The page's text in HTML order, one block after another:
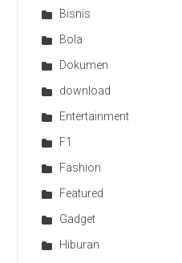
Bisnis
Bola
Dokumen
download
Entertainment
F1
Fashion
Featured
Gadget
Hiburan